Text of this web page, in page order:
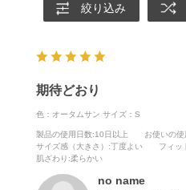
絞り込み
期待どおり
色：オータムサン サイズ：S
製品の使用日数:10日以上 お使いの
サイズ感（大きさ） :丁度よい フィッ
肌ざわり :柔らかい
no name